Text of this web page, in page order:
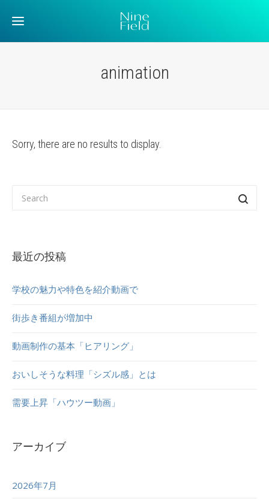
animation
Sorry, there are no results to display.
最近の投稿
学校の魅力や特色を紹介動画で
街歩き番組が増加中
動画制作の基本「ヒアリング」
おいしそうな料理「シズル感」とは
需要上昇「ハウツー動画」
アーカイブ
2026年7月